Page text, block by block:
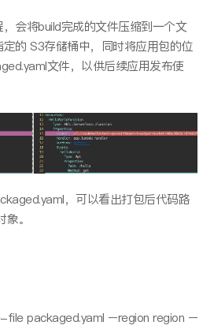
会将build完成的⽂件压缩到⼀个⽂
的 S3存储桶中，同时将应⽤包的位
⽂件，以供后续应用发布使
，可以看出打包后代码路
。
packaged.yaml –region region –